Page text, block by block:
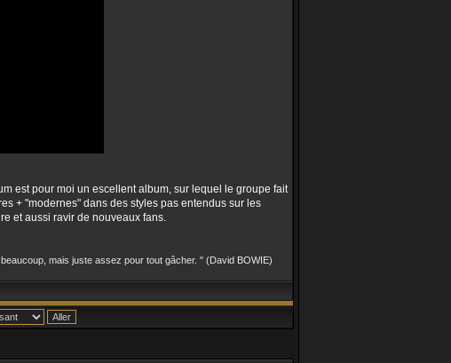
est pour moi un escellent album, sur lequel le groupe fait
+ "modernes" dans des styles pas entendus sur les
et aussi ravir de nouveaux fans.
mais juste assez pour tout gâcher. " (David BOWIE)